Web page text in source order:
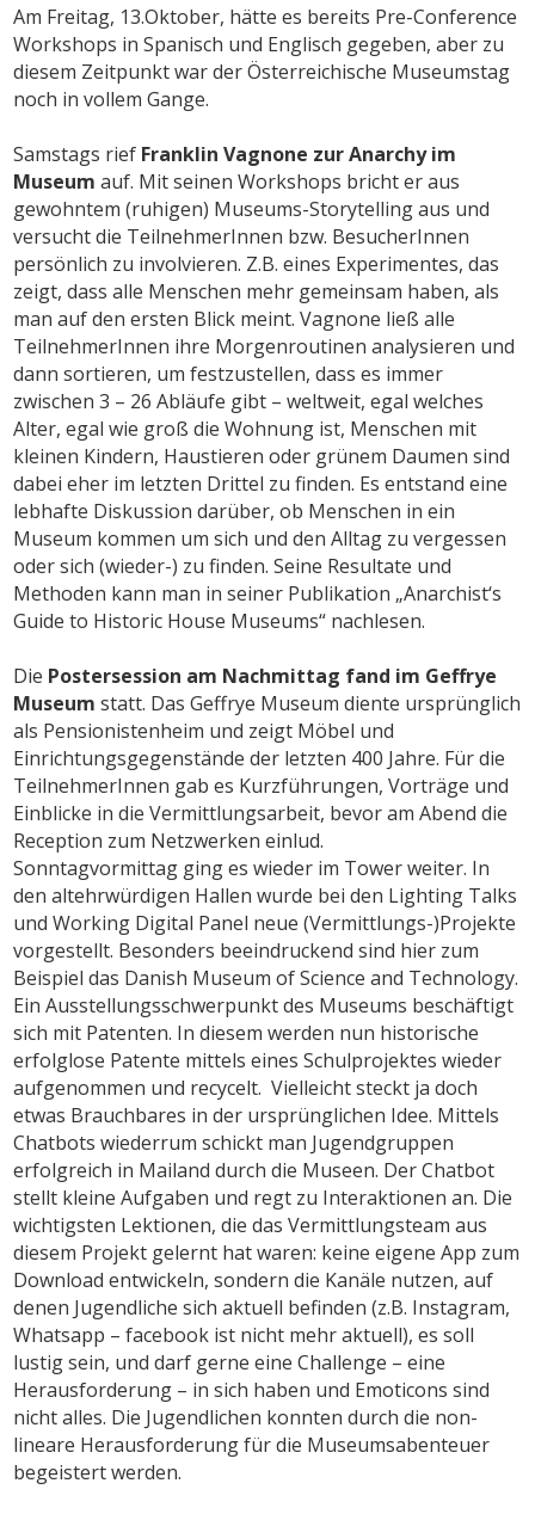
Am Freitag, 13.Oktober, hätte es bereits Pre-Conference
Workshops in Spanisch und Englisch gegeben, aber zu
diesem Zeitpunkt war der Österreichische Museumstag
noch in vollem Gange.
Samstags rief Franklin Vagnone zur Anarchy im
Museum auf. Mit seinen Workshops bricht er aus
gewohntem (ruhigen) Museums-Storytelling aus und
versucht die TeilnehmerInnen bzw. BesucherInnen
persönlich zu involvieren. Z.B. eines Experimentes, das
zeigt, dass alle Menschen mehr gemeinsam haben, als
man auf den ersten Blick meint. Vagnone ließ alle
TeilnehmerInnen ihre Morgenroutinen analysieren und
dann sortieren, um festzustellen, dass es immer
zwischen 3 – 26 Abläufe gibt – weltweit, egal welches
Alter, egal wie groß die Wohnung ist, Menschen mit
kleinen Kindern, Haustieren oder grünem Daumen sind
dabei eher im letzten Drittel zu finden. Es entstand eine
lebhafte Diskussion darüber, ob Menschen in ein
Museum kommen um sich und den Alltag zu vergessen
oder sich (wieder-) zu finden. Seine Resultate und
Methoden kann man in seiner Publikation „Anarchist‘s
Guide to Historic House Museums“ nachlesen.
Die Postersession am Nachmittag fand im Geffrye
Museum statt. Das Geffrye Museum diente ursprünglich
als Pensionistenheim und zeigt Möbel und
Einrichtungsgegenstände der letzten 400 Jahre. Für die
TeilnehmerInnen gab es Kurzführungen, Vorträge und
Einblicke in die Vermittlungsarbeit, bevor am Abend die
Reception zum Netzwerken einlud.
Sonntagvormittag ging es wieder im Tower weiter. In
den altehrwürdigen Hallen wurde bei den Lighting Talks
und Working Digital Panel neue (Vermittlungs-)Projekte
vorgestellt. Besonders beeindruckend sind hier zum
Beispiel das Danish Museum of Science and Technology.
Ein Ausstellungsschwerpunkt des Museums beschäftigt
sich mit Patenten. In diesem werden nun historische
erfolglose Patente mittels eines Schulprojektes wieder
aufgenommen und recycelt. Vielleicht steckt ja doch
etwas Brauchbares in der ursprünglichen Idee. Mittels
Chatbots wiederrum schickt man Jugendgruppen
erfolgreich in Mailand durch die Museen. Der Chatbot
stellt kleine Aufgaben und regt zu Interaktionen an. Die
wichtigsten Lektionen, die das Vermittlungsteam aus
diesem Projekt gelernt hat waren: keine eigene App zum
Download entwickeln, sondern die Kanäle nutzen, auf
denen Jugendliche sich aktuell befinden (z.B. Instagram,
Whatsapp – facebook ist nicht mehr aktuell), es soll
lustig sein, und darf gerne eine Challenge – eine
Herausforderung – in sich haben und Emoticons sind
nicht alles. Die Jugendlichen konnten durch die non-
lineare Herausforderung für die Museumsabenteuer
begeistert werden.